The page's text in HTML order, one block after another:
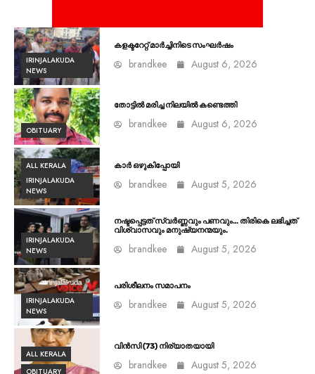
IRINJALAKUDA
NEWS
കളക്ടറേറ്റ് മാർച്ചിനിടെ സംഘർഷം
brandkee August 6, 2026
OBITUARY
തോട്ടിൽ മരിച്ച നിലയിൽ കണ്ടെത്തി
brandkee August 6, 2026
ALL KERALA
IRINJALAKUDA
NEWS
കാർ ഒഴുകിപ്പോയി
brandkee August 5, 2026
IRINJALAKUDA
NEWS
നഷ്ടപ്പെട്ടത് സ്വർണ്ണവും പണവും… തിരികെ ലഭിച്ചത്
വിശ്വാസവും മനുഷ്യനന്മയും.
brandkee August 5, 2026
IRINJALAKUDA
NEWS
പരിശീലനം സമാപനം
brandkee August 5, 2026
ALL KERALA
OBITUARY
വിൻസി (73) നിര്യാതയായി
brandkee August 5, 2026